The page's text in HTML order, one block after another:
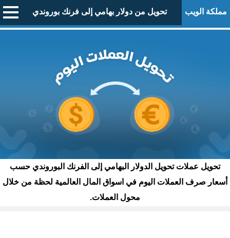
مملكة الويب تحويل من دولار بهامي إلى فرنك بوروندي
تحويل عملات تحويل الدولار البهامي إلى الفرنك البوروندي حسب
أسعار صرف العملات اليوم في اسواق المال العالمية لحظة من خلال
محول العملات.